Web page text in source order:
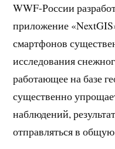
WWF-России
приложение
смартфонов
исследования
работающее на базе
существенно
наблюдений,
отправляться в